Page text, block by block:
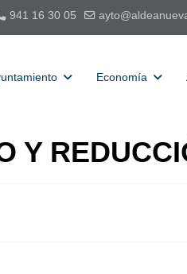
941 16 30 05
Economía
Y